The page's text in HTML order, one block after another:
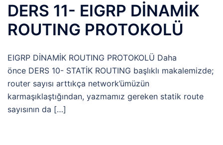
DERS 11- EIGRP DİNAMİK
ROUTING PROTOKOLÜ
EIGRP DİNAMİK ROUTING PROTOKOLÜ Daha
önce DERS 10- STATİK ROUTING başlıklı makalemizde;
router sayısı arttıkça network’ümüzün
karmaşıklaştığından, yazmamız gereken statik route
sayısının da […]